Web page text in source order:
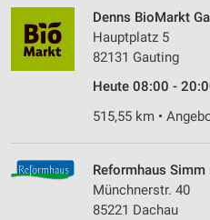
Denns BioMarkt
Hauptplatz 5
82131 Gauting
Heute 08:00 -
515,55 km •
Reformhaus Simm
Münchnerstr. 40
85221 Dachau
Partnerliste anzeigen (1 IAB-
Wir nutzen Ihre Daten für folgende
IAB-Verarbeitungszwecke:
Speichern von oder Zugriff
Erstellung von Profilen für